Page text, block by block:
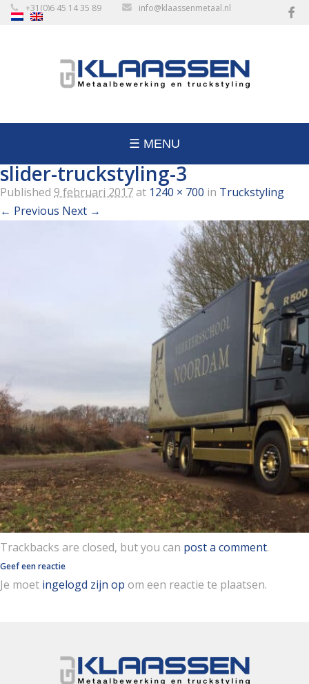
+31(0)6 45 14 35 89 info@klaassenmetaal.nl
☰ MENU
slider-truckstyling-3
Published 9 februari 2017at 1240 × 700 in Truckstyling
← Previous Next →
Trackbacks are closed, but you can post a comment.
Geef een reactie
Je moet ingelogd zijn op om een reactie te plaatsen.